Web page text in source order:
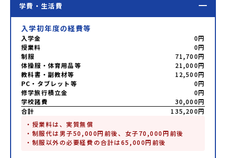
学費・生活費
入学初年度の経費等
入学金
0円
授業料
0円
制服
71,700円
体操服・体育用品等
21,000円
教科書・副教材等
12,500円
PC・タブレット等
0円
修学旅行積立金
0円
学校諸費
30,000円
合計
135,200円
・授業料は、実質無償
・制服代は男子50,000円前後、女子70,000円前後
・制服以外の必要経費の合計は65,000円前後